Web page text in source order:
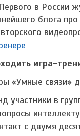
в России
блога
игра-
«Умные связи»
участники в
с двумя